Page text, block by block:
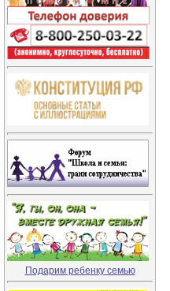
Подарим ребенку семью